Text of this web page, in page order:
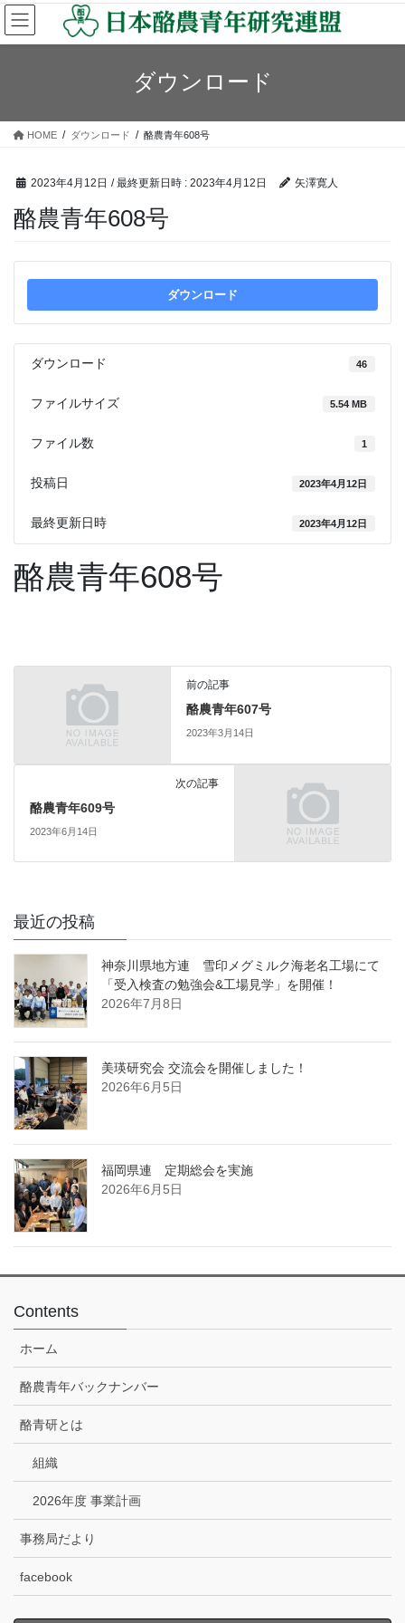
コ
ン
テ
ス
ナ
ビ
ゲ
ン
ダウンロード
HOME ダウンロード 酪農青年608号
2023年4月12日 / 最終更新日時 : 2023年4月12日 矢澤寛人
酪農青年608号
ダウンロード
ダウンロード 46
ファイルサイズ 5.54 MB
ファイル数 1
投稿日 2023年4月12日
最終更新日時 2023年4月12日
酪農青年608号
前の記事
酪農青年607号
2023年3月14日
次の記事
酪農青年609号
2023年6月14日
最近の投稿
神奈川県地方連 雪印メグミルク海老名工場にて
「受入検査の勉強会&工場見学」を開催！
2026年7月8日
美瑛研究会 交流会を開催しました！
2026年6月5日
福岡県連 定期総会を実施
2026年6月5日
Contents
ホーム
酪農青年バックナンバー
酪青研とは
組織
2026年度 事業計画
事務局だより
facebook